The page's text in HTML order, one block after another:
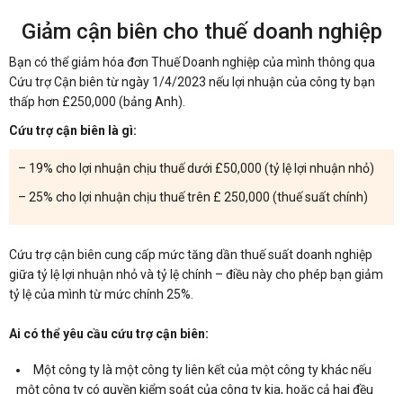
Giảm cận biên cho thuế doanh nghiệp
Bạn có thể giảm hóa đơn Thuế Doanh nghiệp của mình thông qua
Cứu trợ Cận biên từ ngày 1/4/2023 nếu lợi nhuận của công ty bạn
thấp hơn £250,000 (bảng Anh).
Cứu trợ cận biên là gì:
– 19% cho lợi nhuận chịu thuế dưới £50,000 (tỷ lệ lợi nhuận nhỏ)
– 25% cho lợi nhuận chịu thuế trên £ 250,000 (thuế suất chính)
Cứu trợ cận biên cung cấp mức tăng dần thuế suất doanh nghiệp
giữa tỷ lệ lợi nhuận nhỏ và tỷ lệ chính – điều này cho phép bạn giảm
tỷ lệ của mình từ mức chính 25%.
Ai có thể yêu cầu cứu trợ cận biên:
Một công ty là một công ty liên kết của một công ty khác nếu
một công ty có quyền kiểm soát của công ty kia, hoặc cả hai đều